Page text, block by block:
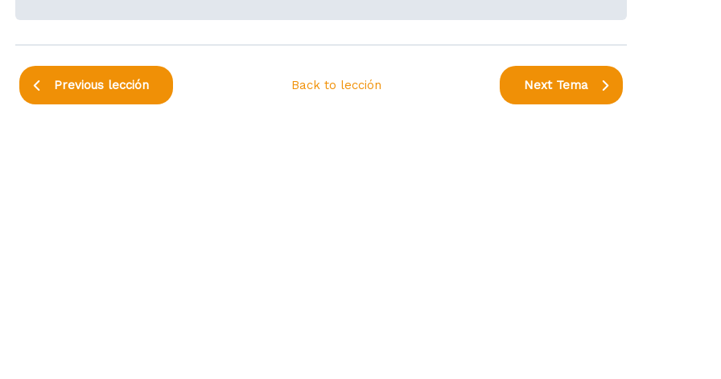
Previous lección Back to lección Next Tema